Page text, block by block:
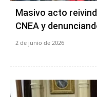
Masivo acto
CNEA y
2 de junio de 2026